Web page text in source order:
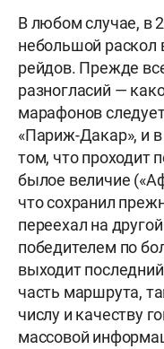
В любом случае, в
небольшой раскол
рейдов. Прежде
разногласий —
марафонов
«Париж-Дакар», и
том, что проходит
былое величие (
что сохранил
переехал на
победителем по
выходит
часть маршрута,
числу и качеству
массовой